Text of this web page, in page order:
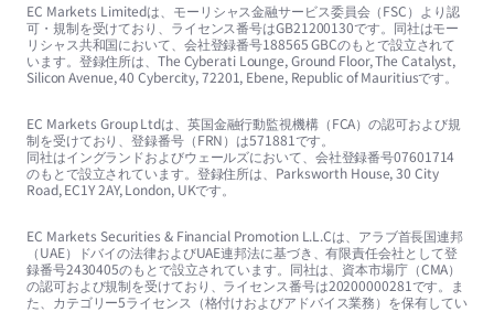
EC Markets Limitedは、モーリシャス金融サービス委員会（FSC）より認
可・規制を受けており、ライセンス番号はGB21200130です。同社はモー
リシャス共和国において、会社登録番号188565 GBCのもとで設立されて
います。登録住所は、The Cyberati Lounge, Ground Floor, The Catalyst,
Silicon Avenue, 40 Cybercity, 72201, Ebene, Republic of Mauritiusです。
EC Markets Group Ltdは、英国金融行動監視機構（FCA）の認可および規
制を受けており、登録番号（FRN）は571881です。
同社はイングランドおよびウェールズにおいて、会社登録番号07601714
のもとで設立されています。登録住所は、Parksworth House, 30 City
Road, EC1Y 2AY, London, UKです。
EC Markets Securities & Financial Promotion L.L.Cは、アラブ首長国連邦
（UAE）ドバイの法律およびUAE連邦法に基づき、有限責任会社として登
録番号2430405のもとで設立されています。同社は、資本市場庁（CMA）
の認可および規制を受けており、ライセンス番号は20200000281です。ま
た、カテゴリー5ライセンス（格付けおよびアドバイス業務）を保有してい